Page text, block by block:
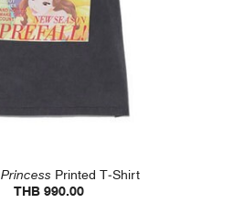
Princess Printed T-Shirt
THB 990.00